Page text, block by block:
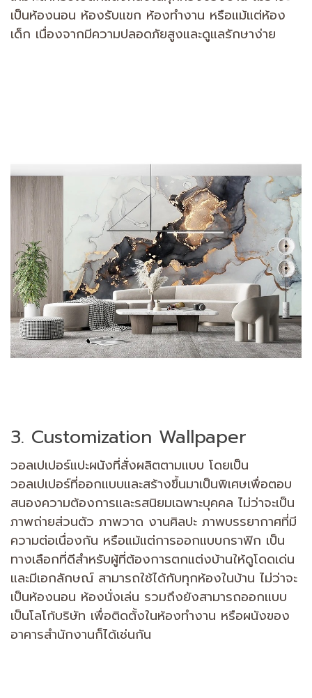
เป็นห้องนอน ห้องรับแขก ห้องทำงาน หรือแม้แต่ห้อง
เด็ก เนื่องจากมีความปลอดภัยสูงและดูแลรักษาง่าย
3. Customization Wallpaper
วอลเปเปอร์แปะผนังที่สั่งผลิตตามแบบ โดยเป็น
วอลเปเปอร์ที่ออกแบบและสร้างขึ้นมาเป็นพิเศษเพื่อตอบ
สนองความต้องการและรสนิยมเฉพาะบุคคล ไม่ว่าจะเป็น
ภาพถ่ายส่วนตัว ภาพวาด งานศิลปะ ภาพบรรยากาศที่มี
ความต่อเนื่องกัน หรือแม้แต่การออกแบบกราฟิก เป็น
ทางเลือกที่ดีสำหรับผู้ที่ต้องการตกแต่งบ้านให้ดูโดดเด่น
และมีเอกลักษณ์ สามารถใช้ได้กับทุกห้องในบ้าน ไม่ว่าจะ
เป็นห้องนอน ห้องนั่งเล่น รวมถึงยังสามารถออกแบบ
เป็นโลโก้บริษัท เพื่อติดตั้งในห้องทำงาน หรือผนังของ
อาคารสำนักงานก็ได้เช่นกัน